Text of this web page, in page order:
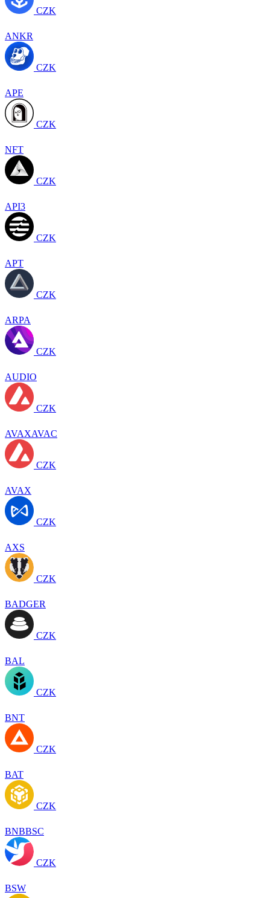
CZK
ANKR
CZK
APE
CZK
NFT
CZK
API3
CZK
APT
CZK
ARPA
CZK
AUDIO
CZK
AVAXAVAC
CZK
AVAX
CZK
AXS
CZK
BADGER
CZK
BAL
CZK
BNT
CZK
BAT
CZK
BNBBSC
CZK
BSW